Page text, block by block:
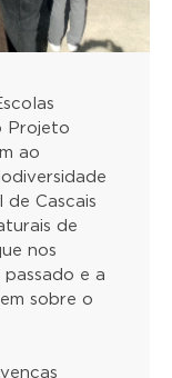
Projeto
ao
Cascais
de
nos
e a
sobre o